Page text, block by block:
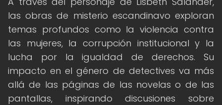
las obras de misterio escandinavo exploran
temas profundos como la violencia contra
las mujeres, la corrupción institucional y la
lucha por la igualdad de derechos. Su
impacto en el género de detectives va más
allá de las páginas de las novelas o de las
pantallas, inspirando discusiones sobre